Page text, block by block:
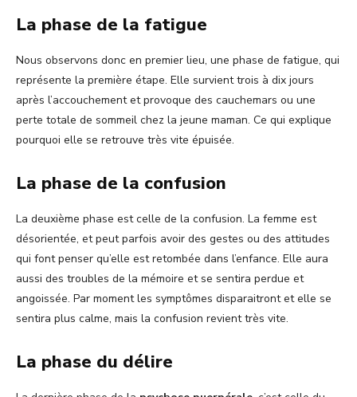
La phase de la fatigue
Nous observons donc en premier lieu, une phase de fatigue, qui
représente la première étape. Elle survient trois à dix jours
après l’accouchement et provoque des cauchemars ou une
perte totale de sommeil chez la jeune maman. Ce qui explique
pourquoi elle se retrouve très vite épuisée.
La phase de la confusion
La deuxième phase est celle de la confusion. La femme est
désorientée, et peut parfois avoir des gestes ou des attitudes
qui font penser qu’elle est retombée dans l’enfance. Elle aura
aussi des troubles de la mémoire et se sentira perdue et
angoissée. Par moment les symptômes disparaitront et elle se
sentira plus calme, mais la confusion revient très vite.
La phase du délire